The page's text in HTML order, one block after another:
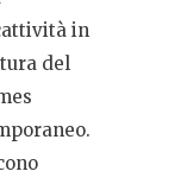
in
del